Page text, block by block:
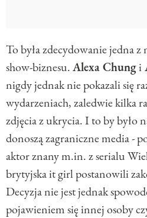
To była zdecydowanie jedna
show-biznesu.Alexa Chungi
nigdy jednak nie pokazali się
wydarzeniach, zaledwie kilka
zdjęcia z ukrycia. I to by było
donoszą zagraniczne media -
aktor znany m.in. z serialu
brytyjska it girl postanowili
Decyzja nie jest jednak
pojawieniem się innej osoby